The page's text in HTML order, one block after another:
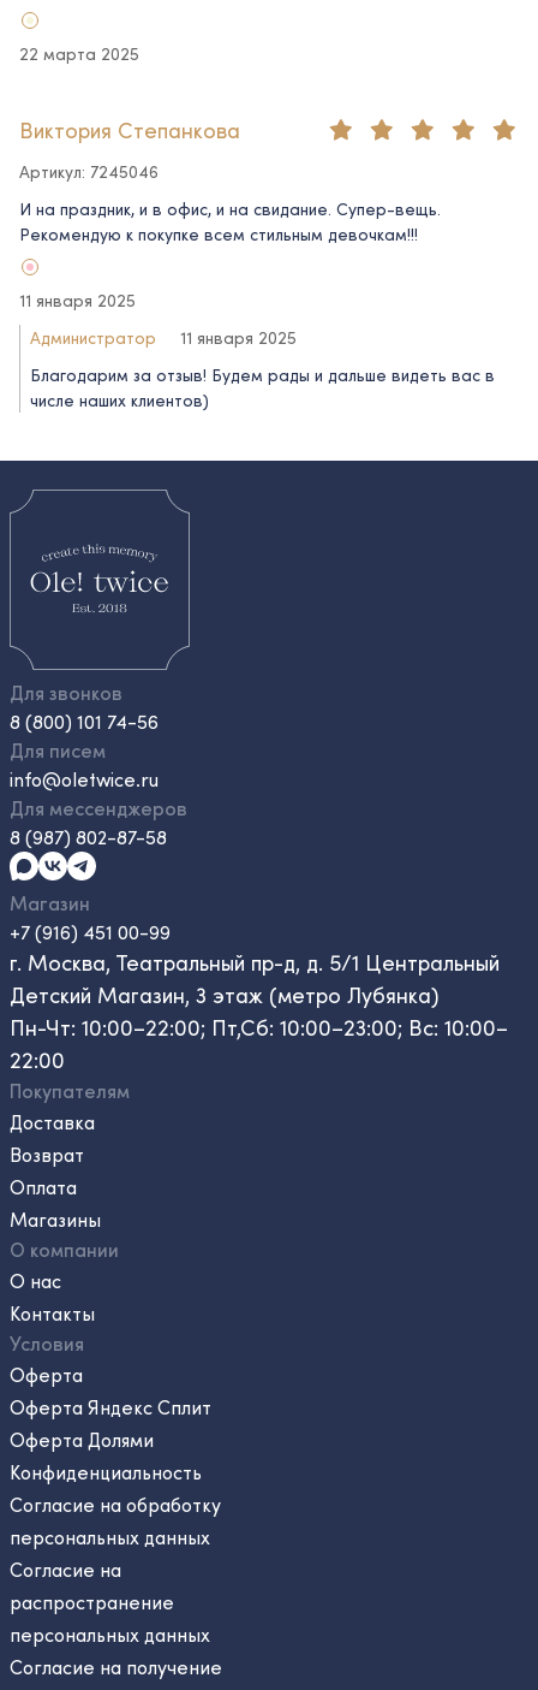
22 марта 2025
Виктория Степанкова
Артикул: 7245046
И на праздник, и в офис, и на свидание. Супер-вещь.
Рекомендую к покупке всем стильным девочкам!!!
11 января 2025
Администратор
11 января 2025
Благодарим за отзыв! Будем рады и дальше видеть вас в
числе наших клиентов)
Для звонков
8 (800) 101 74-56
Для писем
info@oletwice.ru
Для мессенджеров
8 (987) 802-87-58
Магазин
+7 (916) 451 00-99
г. Москва, Театральный пр-д, д. 5/1 Центральный
Детский Магазин, 3 этаж (метро Лубянка)
Пн-Чт: 10:00–22:00; Пт,Сб: 10:00–23:00; Вс: 10:00–
22:00
Покупателям
Доставка
Возврат
Оплата
Магазины
О компании
О нас
Контакты
Условия
Оферта
Оферта Яндекс Сплит
Оферта Долями
Конфиденциальность
Согласие на обработку
персональных данных
Согласие на
распространение
персональных данных
Согласие на получение